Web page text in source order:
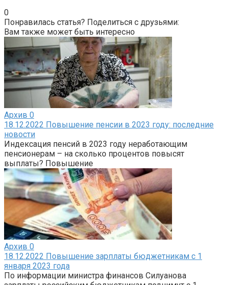
0
Понравилась статья? Поделиться с друзьями:
Вам также может быть интересно
Архив 0
18.12.2022 Повышение пенсии в 2023 году: последние
новости
Индексация пенсий в 2023 году неработающим
пенсионерам – на сколько процентов повысят
выплаты? Повышение
Архив 0
18.12.2022 Повышение зарплаты бюджетникам с 1
января 2023 года
По информации министра финансов Силуанова